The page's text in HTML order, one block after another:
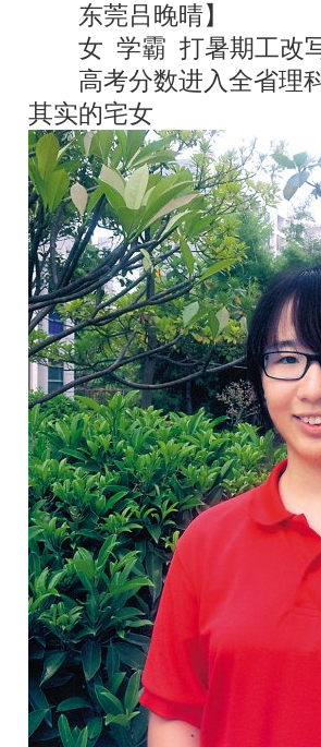
东莞吕晚晴】
女 学霸 打暑期工改
高考分数进入全省理科
其实的宅女